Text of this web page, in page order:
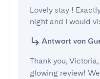
Lovely stay !
night and I would
Antwort von
Thank you,
glowing review!